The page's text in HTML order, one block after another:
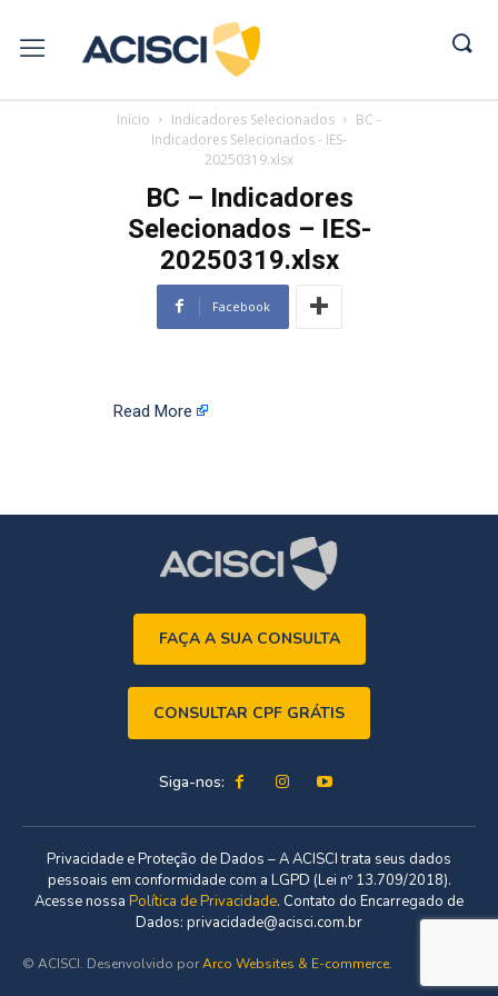
Início Indicadores Selecionados
BC -
Indicadores Selecionados - IES-
20250319.xlsx
BC – Indicadores
Selecionados – IES-
20250319.xlsx
Facebook
Read More
FAÇA A SUA CONSULTA
CONSULTAR CPF GRÁTIS
Siga-nos:
Privacidade e Proteção de Dados – A ACISCI trata seus dados
pessoais em conformidade com a LGPD (Lei nº 13.709/2018).
Acesse nossa Política de Privacidade. Contato do Encarregado de
Dados: privacidade@acisci.com.br
© ACISCI. Desenvolvido porArco Websites & E-commerce.